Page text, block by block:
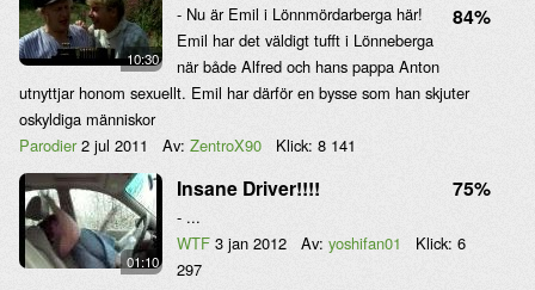
Blandat ↓
Om sidan ↓10:30
84%
- Nu är Emil i Lönnmördarberga här!
Emil har det väldigt tufft i Lönneberga
när både Alfred och hans pappa Anton
utnyttjar honom sexuellt. Emil har därför en bysse som han skjuter
oskyldiga människor
Parodier 2 jul 2011 Av: ZentroX90 Klick: 8 141
01:10
Insane Driver!!!! 75%
- ...
WTF 3 jan 2012 Av: yoshifan01 Klick: 6
297